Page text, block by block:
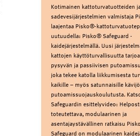
Kotimainen kattoturvatuotteiden
sadevesijärjestelmien valmistaja
laajentaa Pisko®-
uutuudella: Pisko® Safeguard -
kaidejärjestelmällä. Uusi
kattojen käyttöturvallisuutta
pysyvän ja passiivisen
joka tekee katolla liikkumisesta
kaikille – myös satunnaisille
putoamissuojauskoulutusta.
Safeguardin esittelyvideo:
toteutettava, modulaarinen ja
asentajaystävällinen ratkaisu
Safeguard on modulaarinen